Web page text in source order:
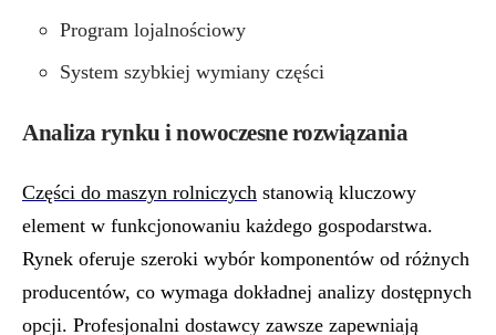
Program lojalnościowy
System szybkiej wymiany części
Analiza rynku i nowoczesne rozwiązania
Części do maszyn rolniczych stanowią kluczowy
element w funkcjonowaniu każdego gospodarstwa.
Rynek oferuje szeroki wybór komponentów od różnych
producentów, co wymaga dokładnej analizy dostępnych
opcji. Profesjonalni dostawcy zawsze zapewniają